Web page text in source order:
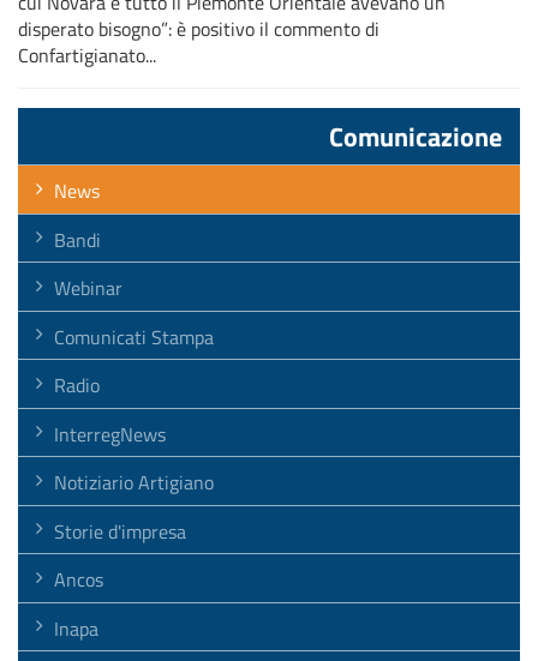
disperato bisogno”: è positivo il commento di
Confartigianato...
Comunicazione
News
Bandi
Webinar
Comunicati Stampa
Radio
InterregNews
Notiziario Artigiano
Storie d'impresa
Ancos
Inapa